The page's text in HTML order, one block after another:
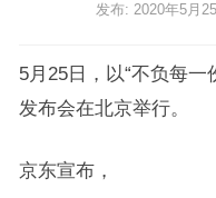
发布: 2020年5月
5月25日，以“不负每一
发布会在北京举行。
京东宣布，